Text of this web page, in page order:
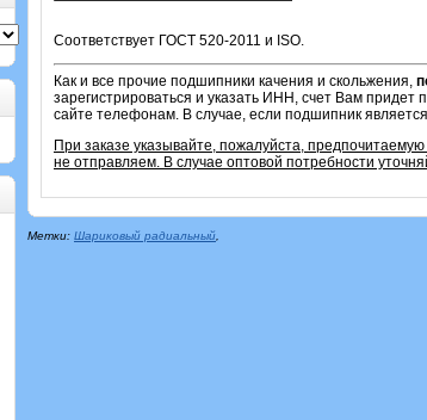
Соответствует ГОСТ 520-2011 и ISO.
Как и все прочие подшипники качения и скольжения,
зарегистрироваться и указать ИНН, счет Вам
сайте телефонам. В случае, если подшипник
При заказе указывайте, пожалуйста,
не отправляем. В случае оптовой потребности
Метки: Шариковый радиальный